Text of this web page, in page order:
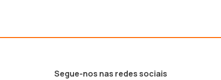
Segue-nos nas redes sociais